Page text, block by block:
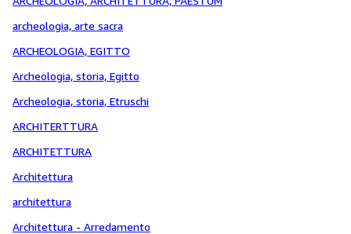
archeologia, arte sacra
ARCHEOLOGIA, EGITTO
Archeologia, storia, Egitto
Archeologia, storia, Etruschi
ARCHITERTTURA
ARCHITETTURA
Architettura
architettura
Architettura - Arredamento